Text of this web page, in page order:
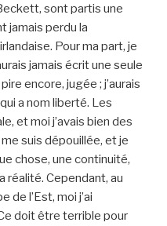
sont partis une
jamais perdu la
Pour ma part, je
jamais écrit une seule
encore, jugée ; j’aurais
a nom liberté. Les
et moi j’avais bien des
suis dépouillée, et je
chose, une continuité,
réalité. Cependant, au
de l’Est, moi j’ai
doit être terrible pour